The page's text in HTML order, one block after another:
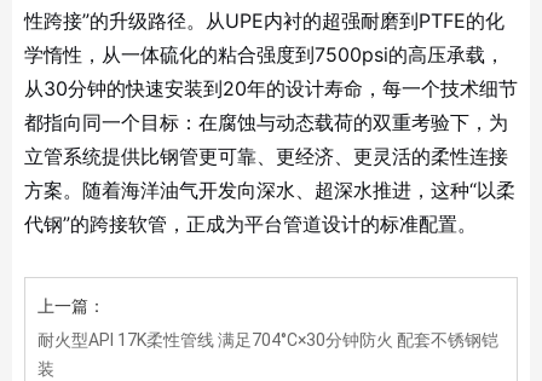
性跨接”的升级路径。从UPE内衬的超强耐磨到PTFE的化
学惰性，从一体硫化的粘合强度到7500psi的高压承载，
从30分钟的快速安装到20年的设计寿命，每一个技术细节
都指向同一个目标：在腐蚀与动态载荷的双重考验下，为
立管系统提供比钢管更可靠、更经济、更灵活的柔性连接
方案。随着海洋油气开发向深水、超深水推进，这种“以柔
代钢”的跨接软管，正成为平台管道设计的标准配置。
上一篇：
耐火型API 17K柔性管线 满足704°C×30分钟防火 配套不锈钢铠
装